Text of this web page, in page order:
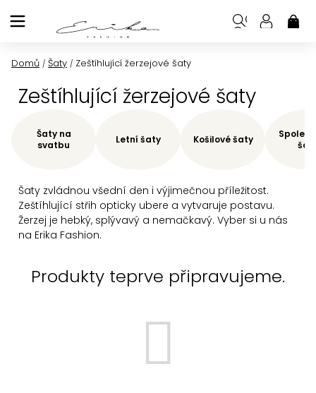
na
Domů / Šaty / Zeštíhlující žerzejové šaty
Zeštíhlující žerzejové šaty
Šaty zvládnou všední den i výjimečnou příležitost.
Zeštíhlující střih opticky ubere a vytvaruje postavu.
Žerzej je hebký, splývavý a nemačkavý. Vyber si u nás
na Erika Fashion.
Šaty na
svatbu
Letní šaty Košilové šaty
Produkty teprve připravujeme.